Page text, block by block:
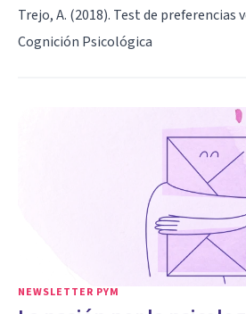
Trejo, A. (2018). Test de preferencias
Cognición Psicológica
NEWSLETTER PYM